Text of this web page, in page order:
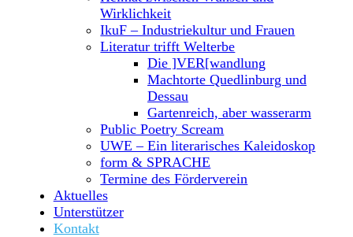
Wirklichkeit
IkuF – Industriekultur und Frauen
Literatur trifft Welterbe
Die ]VER[wandlung
Machtorte Quedlinburg und
Dessau
Gartenreich, aber wasserarm
Public Poetry Scream
UWE – Ein literarisches Kaleidoskop
form & SPRACHE
Termine des Förderverein
Aktuelles
Unterstützer
Kontakt